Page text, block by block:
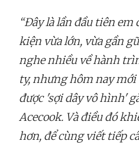
“Đây là lần đầu tiên
kiện vừa lớn, vừa gần
nghe nhiều về hành
ty, nhưng hôm nay
được 'sợi dây vô hình'
Acecook. Và điều đó
hơn, để cùng viết tiếp